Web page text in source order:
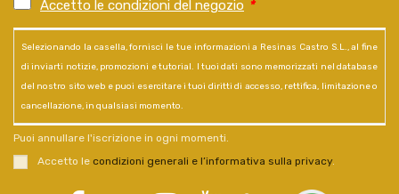
Accetto le condizioni del negozio *
Selezionando la casella, fornisci le tue informazioni a Resinas Castro S.L., al fine
di inviarti notizie, promozioni e tutorial. I tuoi dati sono memorizzati nel database
del nostro sito web e puoi esercitare i tuoi diritti di accesso, rettifica, limitazione o
cancellazione, in qualsiasi momento.
Puoi annullare l'iscrizione in ogni momenti.
Accetto le condizioni generali e l’informativa sulla privacy.